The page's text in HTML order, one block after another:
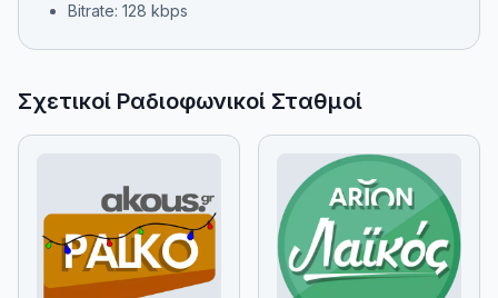
Bitrate: 128 kbps
Σχετικοί Ραδιοφωνικοί Σταθμοί